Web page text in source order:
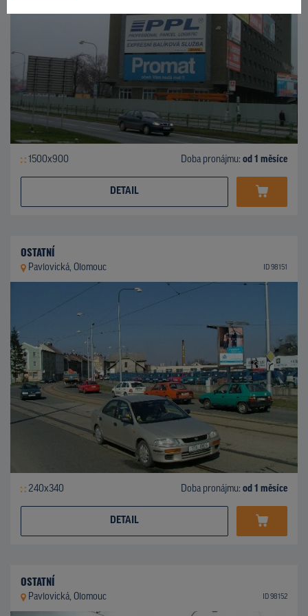
1500x900 Doba pronájmu: od 1 měsíce
DETAIL
OSTATNÍ
Pavlovická, Olomouc ID 98151
240x340 Doba pronájmu: od 1 měsíce
DETAIL
OSTATNÍ
Pavlovická, Olomouc ID 98152